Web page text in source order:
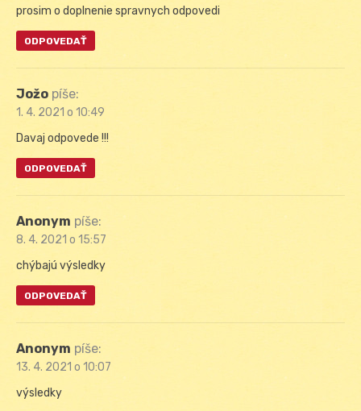
prosim o doplnenie spravnych odpovedi
ODPOVEDAŤ
Jožo píše:
1. 4. 2021 o 10:49
Davaj odpovede !!!
ODPOVEDAŤ
Anonym píše:
8. 4. 2021 o 15:57
chýbajú výsledky
ODPOVEDAŤ
Anonym píše:
13. 4. 2021 o 10:07
výsledky